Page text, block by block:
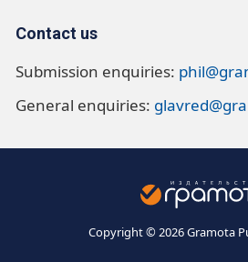
Contact us
Submission enquiries:
General enquiries:
Copyright © 2026 Gramota